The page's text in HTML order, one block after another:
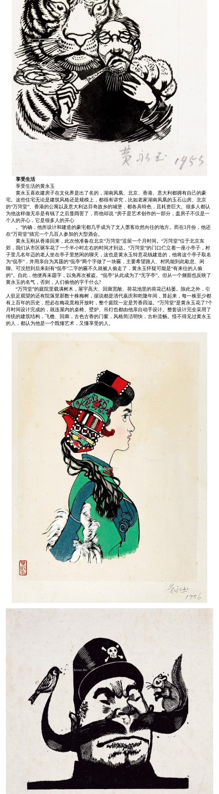
享受生活
享受生活的黄永玉
黄永玉喜欢建房子在文化界是出了名的，湖南凤凰、北京、香港、意大利都拥有自己的豪
宅。这些住宅无论是建筑风格还是规模上，都很有讲究，比如老家湖南凤凰的玉石山房、北京
的“万菏堂”、香港的公寓以及意大利达芬奇故乡的城堡，都各具特色，且耗资巨大。很多人都认
为他这样做无非是有钱了之后显阔罢了，而他却说 “房子是艺术创作的一部分，盖房子不仅是一
个人的开心，它是很多人的开心
。”的确，他所设计和建造的豪宅都几乎成为了文人墨客欣然向往的地方。而在3月份，他还
在“万荷堂”搞完一个几百人参加的大型酒会。
黄永玉刚从香港回来，此次他准备在北京“万菏堂”逗留一个月时间。“万菏堂”位于北京东
郊，我们从市区驱车花了一个半小时左右的时间才到达。“万菏堂”的门口伫立着一座小亭子，村
子里几名年迈的老人坐在亭子里悠闲的聊天，这也是黄永玉特意花钱建造的，他将这个亭子取名
为“侃亭”，并用亲自为其题的“侃亭”两个字做了一块匾，主要希望路人、村民能到此歇息、闲
聊。可没想到后来刻有“侃亭”二字的匾不久就被人偷走了，黄永玉怀疑可能是“有来往的人偷
的”。自此，他便再未题字，以免再次被盗。“侃亭”从此成为了“无字亭”。但从一个侧面也反映了
黄永玉的名气，否则，人们偷他的字干什么?
“万菏堂”的庭院里载满树木，屋宇高大、回廊宽敞、荷花池里的荷花已枯萎。除此之外，引
人驻足观望的还有院落里那数十株梅树，据说都是清代嘉庆和乾隆年间，算起来，每一株至少都
有上百年的历史，想必在梅花竟相开放时，整个庭院一定是芳香四溢。“万菏堂”是黄永玉花了7个
月时间设计完成的，就连屋内的桌椅、壁炉、吊灯也都由他亲自动手设计。整套设计完全采用了
传统的建筑结构，飞檐、回廊，古色古香的门窗，风格简洁明快，古朴流畅。怪不得见过黄永玉
的人，都认为他是一个既懂艺术，又懂享受的人。